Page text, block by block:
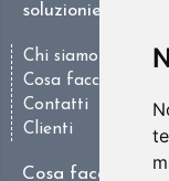
soluzioniesc.it
Chi siamo
Cosa facciamo
Contatti
Clienti
Cosa facciamo